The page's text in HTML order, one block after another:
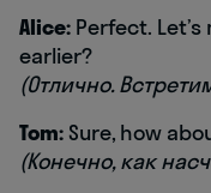
Alice:Perfect.
earlier?
(Отлично.
Tom:Sure, how
(Конечно, как